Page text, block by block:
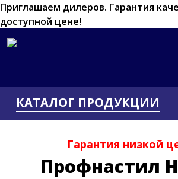
Приглашаем дилеров. Гарантия
доступной цене!
КАТАЛОГ ПРОДУКЦИИ
Гарантия низкой
Профнастил